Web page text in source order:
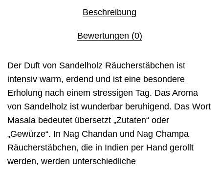
Beschreibung
Bewertungen (0)
Der Duft von Sandelholz Räucherstäbchen ist
intensiv warm, erdend und ist eine besondere
Erholung nach einem stressigen Tag. Das Aroma
von Sandelholz ist wunderbar beruhigend. Das Wort
Masala bedeutet übersetzt „Zutaten“ oder
„Gewürze“. In Nag Chandan und Nag Champa
Räucherstäbchen, die in Indien per Hand gerollt
werden, werden unterschiedliche